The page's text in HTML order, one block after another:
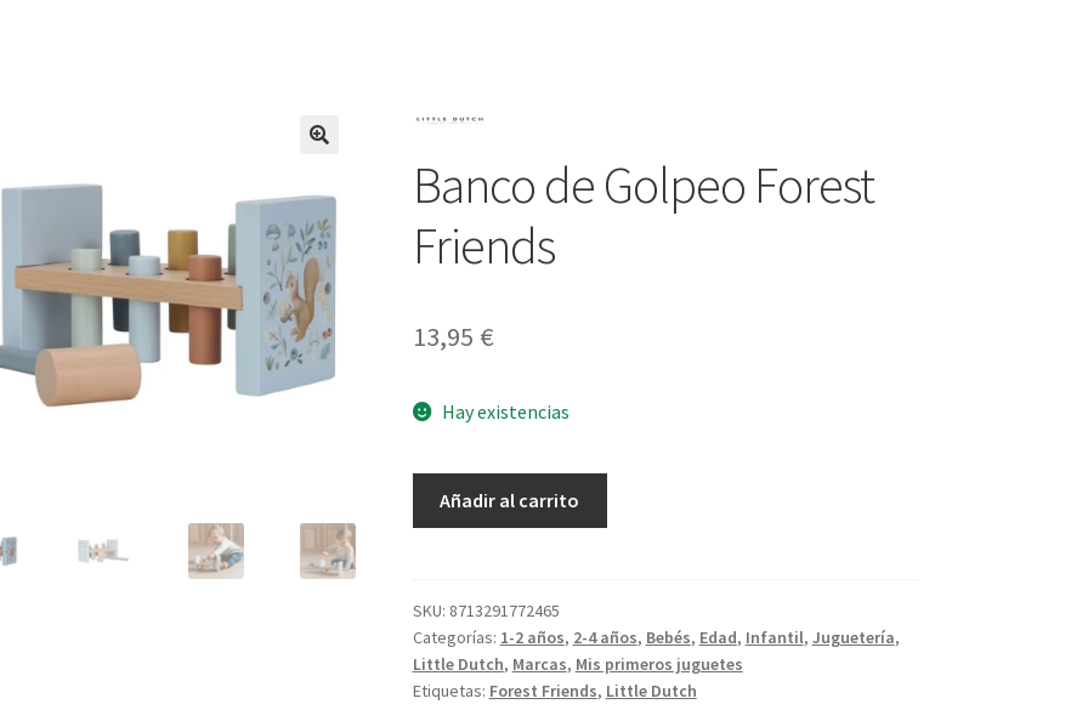
Banco de Golpeo Forest
Friends
13,95 €
Hay existencias
Friends
cantidad
Añadir al carrito
SKU: 8713291772465
Categorías: 1-2 años, 2-4 años, Bebés, Edad, Infantil, Juguetería,
Little Dutch, Marcas, Mis primeros juguetes
Etiquetas: Forest Friends, Little Dutch